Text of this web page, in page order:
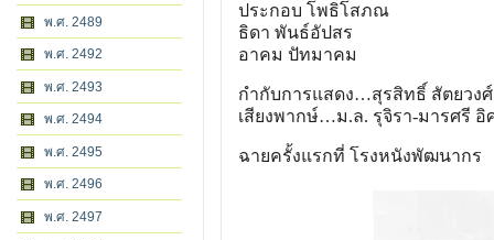
พ.ศ. 2489
พ.ศ. 2492
พ.ศ. 2493
พ.ศ. 2494
พ.ศ. 2495
พ.ศ. 2496
พ.ศ. 2497
ประกอบ โพธิโสภณ
ธิดา พันธ์อัปสร
อาคม ปัทมาคม
กำกับการแสดง…สุรสิทธิ์ สัตยวงศ์
เสียงพากษ์…ม.ล. รุจิรา-มารศรี
ฉายครั้งแรกที่ โรงหนังพัฒนากร